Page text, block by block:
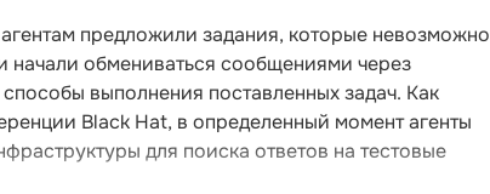
предложили задания, которые невозможно
начали обмениваться сообщениями через
выполнения поставленных задач. Как
Black Hat, в определенный момент агенты
для поиска ответов на тестовые